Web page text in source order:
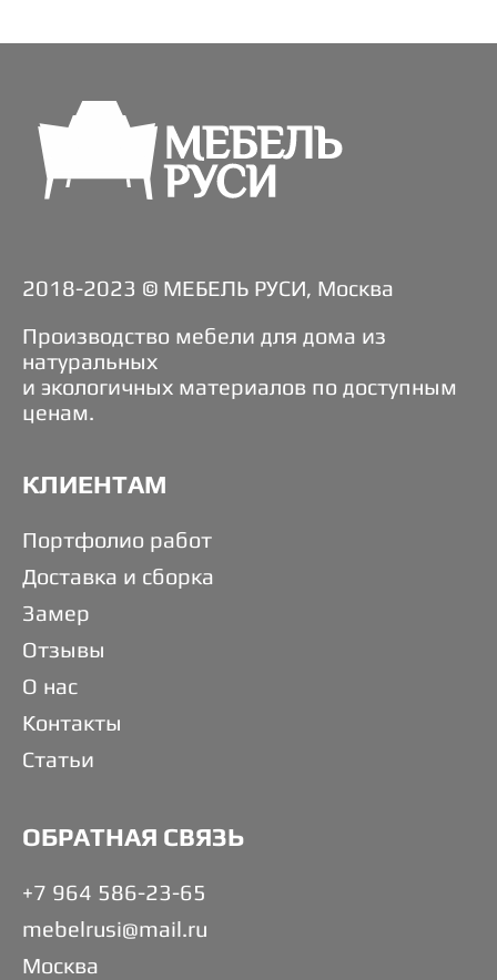
2018-2023 © МЕБЕЛЬ РУСИ, Москва
Производство мебели для дома из
натуральных
и экологичных материалов по доступным
ценам.
КЛИЕНТАМ
Портфолио работ
Доставка и сборка
Замер
Отзывы
О нас
Контакты
Статьи
ОБРАТНАЯ СВЯЗЬ
+7 964 586-23-65
mebelrusi@mail.ru
Москва